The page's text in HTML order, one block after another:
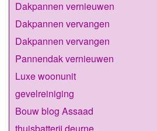
Dakpannen vernieuwen
Dakpannen vervangen
Dakpannen vervangen
Pannendak vernieuwen
Luxe woonunit
gevelreiniging
Bouw blog Assaad